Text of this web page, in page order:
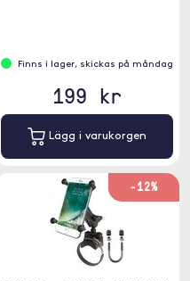
Finns i lager, skickas på måndag
199 kr
Lägg i varukorgen
-12%